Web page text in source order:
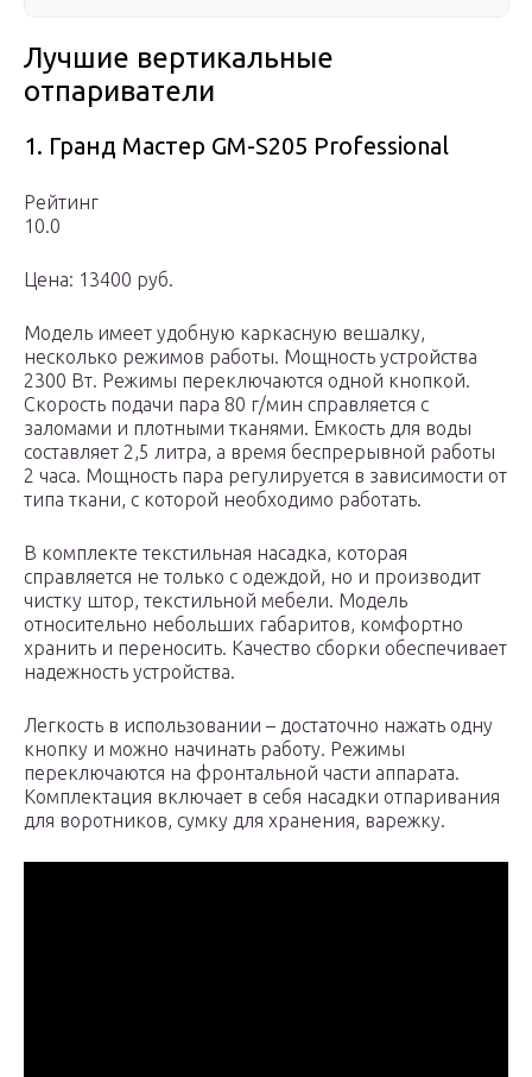
Лучшие вертикальные
отпариватели
1. Гранд Мастер GM-S205 Professional
Рейтинг
10.0
Цена: 13400 руб.
Модель имеет удобную каркасную вешалку,
несколько режимов работы. Мощность устройства
2300 Вт. Режимы переключаются одной кнопкой.
Скорость подачи пара 80 г/мин справляется с
заломами и плотными тканями. Емкость для воды
составляет 2,5 литра, а время беспрерывной работы
2 часа. Мощность пара регулируется в зависимости от
типа ткани, с которой необходимо работать.
В комплекте текстильная насадка, которая
справляется не только с одеждой, но и производит
чистку штор, текстильной мебели. Модель
относительно небольших габаритов, комфортно
хранить и переносить. Качество сборки обеспечивает
надежность устройства.
Легкость в использовании – достаточно нажать одну
кнопку и можно начинать работу. Режимы
переключаются на фронтальной части аппарата.
Комплектация включает в себя насадки отпаривания
для воротников, сумку для хранения, варежку.